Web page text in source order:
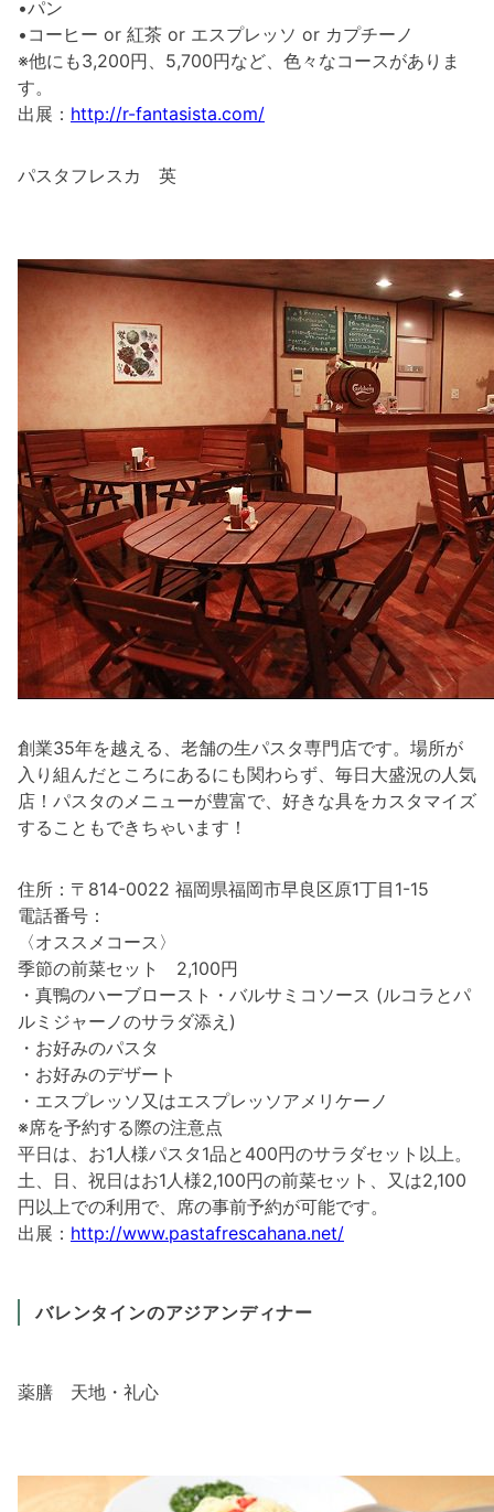
•パン
•コーヒー or 紅茶 or エスプレッソ or カプチーノ
※他にも3,200円、5,700円など、色々なコースがありま
す。
出展： http://r-fantasista.com/
パスタフレスカ 英
創業35年を越える、老舗の生パスタ専門店です。場所が
入り組んだところにあるにも関わらず、毎日大盛況の人気
店！パスタのメニューが豊富で、好きな具をカスタマイズ
することもできちゃいます！
住所：〒814-0022 福岡県福岡市早良区原1丁目1-15
電話番号：
〈オススメコース〉
季節の前菜セット 2,100円
・真鴨のハーブロースト・バルサミコソース (ルコラとパ
ルミジャーノのサラダ添え)
・お好みのパスタ
・お好みのデザート
・エスプレッソ又はエスプレッソアメリケーノ
※席を予約する際の注意点
平日は、お1人様パスタ1品と400円のサラダセット以上。
土、日、祝日はお1人様2,100円の前菜セット、又は2,100
円以上での利用で、席の事前予約が可能です。
出展： http://www.pastafrescahana.net/
バレンタインのアジアンディナー
薬膳 天地・礼心